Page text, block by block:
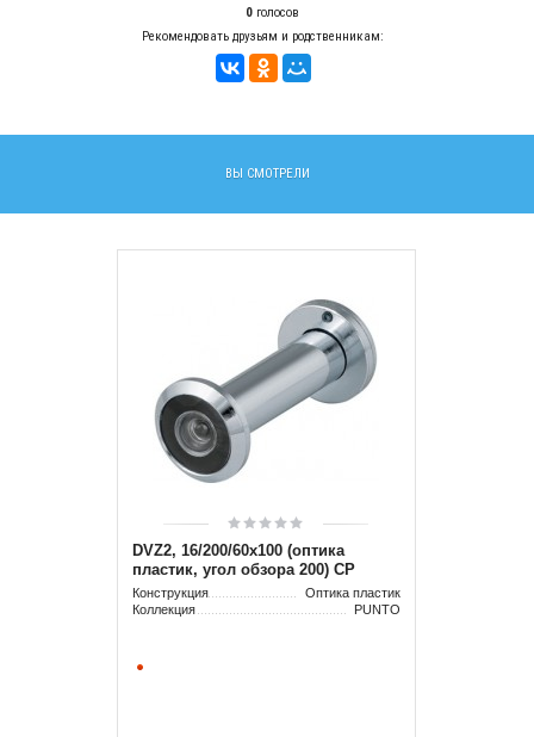
0голосов
Рекомендовать друзьям и родственникам:
ВЫ СМОТРЕЛИ
DVZ2, 16/200/60x100 (оптика
пластик, угол обзора 200) CP
Хром (подвес)
Конструкция
Оптика пластик
Коллекция
PUNTO